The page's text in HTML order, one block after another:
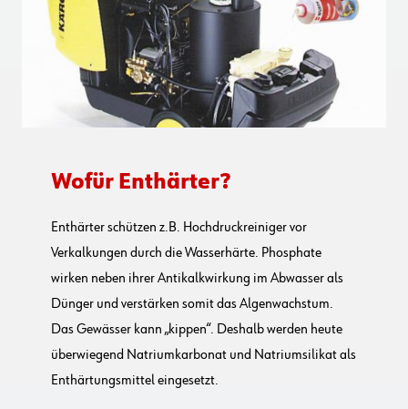
Wofür Enthärter?
Enthärter schützen z.B. Hochdruckreiniger vor
Verkalkungen durch die Wasserhärte. Phosphate
wirken neben ihrer Antikalkwirkung im Abwasser als
Dünger und verstärken somit das Algenwachstum.
Das Gewässer kann „kippen“. Deshalb werden heute
überwiegend Natriumkarbonat und Natriumsilikat als
Enthärtungsmittel eingesetzt.